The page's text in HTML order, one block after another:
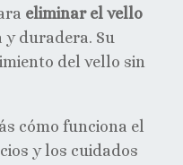
eliminar el vello
y duradera. Su
del vello sin
cómo funciona el
y los cuidados